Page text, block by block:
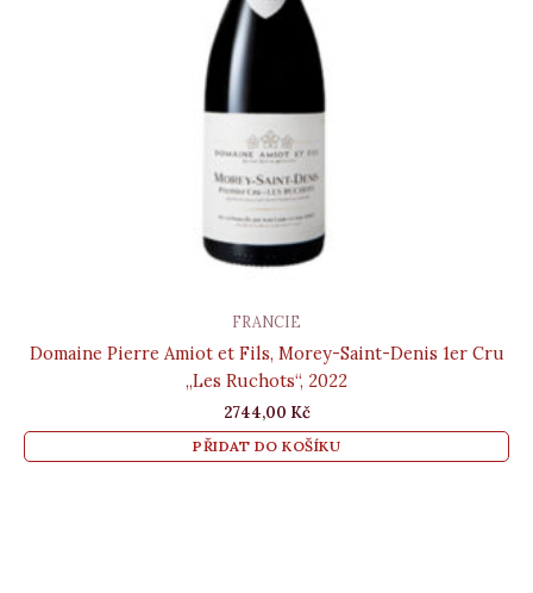
FRANCIE
Domaine Pierre Amiot et Fils, Morey-Saint-Denis 1er Cru
„Les Ruchots“, 2022
2744,00 Kč
PŘIDAT DO KOŠÍKU